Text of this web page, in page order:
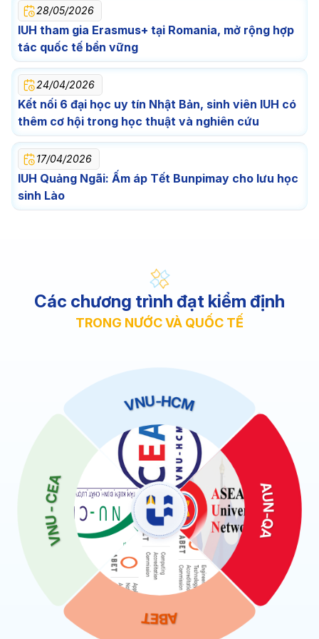
28/05/2026
IUH tham gia Erasmus+ tại Romania, mở rộng hợp
tác quốc tế bền vững
24/04/2026
Kết nối 6 đại học uy tín Nhật Bản, sinh viên IUH có
thêm cơ hội trong học thuật và nghiên cứu
17/04/2026
IUH Quảng Ngãi: Ấm áp Tết Bunpimay cho lưu học
sinh Lào
Các chương trình đạt kiểm định
TRONG NƯỚC VÀ QUỐC TẾ